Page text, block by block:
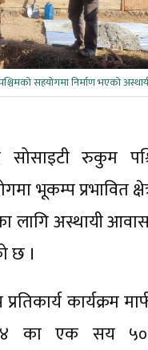
सहयाेगमा निर्माण भएकाे
सोसाइटी रुकुम
भूकम्प प्रभावित
लागि अस्थायी
छ ।
कार्यक्रम
४ का एक सय ५०